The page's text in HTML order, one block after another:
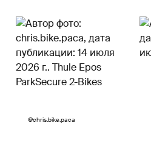
Пост
@chris.bike.paca